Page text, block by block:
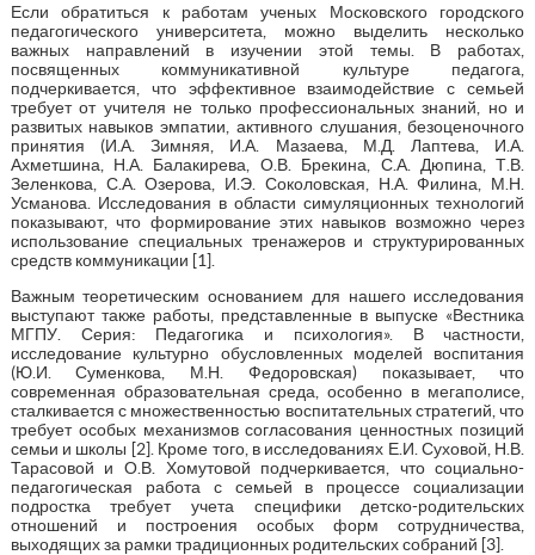
Если обратиться к работам ученых Московского городского
педагогического университета, можно выделить несколько
важных направлений в изучении этой темы. В работах,
посвященных коммуникативной культуре педагога,
подчеркивается, что эффективное взаимодействие с семьей
требует от учителя не только профессиональных знаний, но и
развитых навыков эмпатии, активного слушания, безоценочного
принятия (И.А. Зимняя, И.А. Мазаева, М.Д. Лаптева, И.А.
Ахметшина, Н.А. Балакирева, О.В. Брекина, С.А. Дюпина, Т.В.
Зеленкова, С.А. Озерова, И.Э. Соколовская, Н.А. Филина, М.Н.
Усманова. Исследования в области симуляционных технологий
показывают, что формирование этих навыков возможно через
использование специальных тренажеров и структурированных
средств коммуникации [1].
Важным теоретическим основанием для нашего исследования
выступают также работы, представленные в выпуске «Вестника
МГПУ. Серия: Педагогика и психология». В частности,
исследование культурно обусловленных моделей воспитания
(Ю.И. Суменкова, М.Н. Федоровская) показывает, что
современная образовательная среда, особенно в мегаполисе,
сталкивается с множественностью воспитательных стратегий, что
требует особых механизмов согласования ценностных позиций
семьи и школы [2]. Кроме того, в исследованиях Е.И. Суховой, Н.В.
Тарасовой и О.В. Хомутовой подчеркивается, что социально-
педагогическая работа с семьей в процессе социализации
подростка требует учета специфики детско-родительских
отношений и построения особых форм сотрудничества,
выходящих за рамки традиционных родительских собраний [3].